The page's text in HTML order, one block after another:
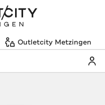
Outletcity Metzingen